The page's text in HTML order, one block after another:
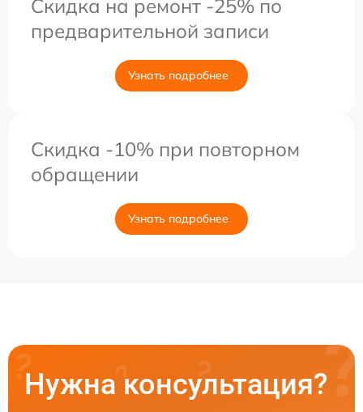
Скидка на ремонт -25% по
предварительной записи
Узнать подробнее
Скидка -10% при повторном
обращении
Узнать подробнее
Нужна консультация?